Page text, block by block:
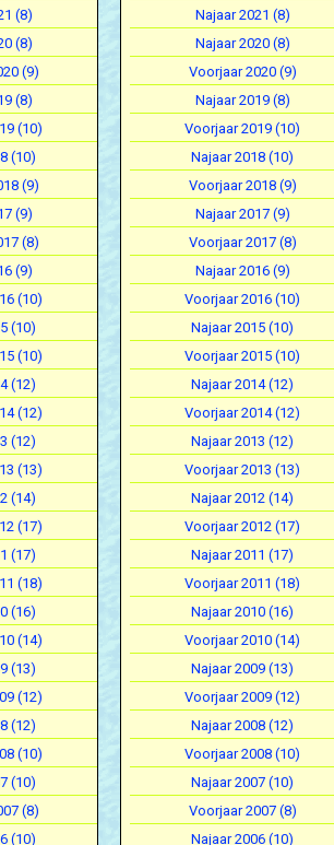
Najaar 2021 (8)
Najaar 2020 (8)
Voorjaar 2020 (9)
Najaar 2019 (8)
Voorjaar 2019 (10)
Najaar 2018 (10)
Voorjaar 2018 (9)
Najaar 2017 (9)
Voorjaar 2017 (8)
Najaar 2016 (9)
Voorjaar 2016 (10)
Najaar 2015 (10)
Voorjaar 2015 (10)
Najaar 2014 (12)
Voorjaar 2014 (12)
Najaar 2013 (12)
Voorjaar 2013 (13)
Najaar 2012 (14)
Voorjaar 2012 (17)
Najaar 2011 (17)
Voorjaar 2011 (18)
Najaar 2010 (16)
Voorjaar 2010 (14)
Najaar 2009 (13)
Voorjaar 2009 (12)
Najaar 2008 (12)
Voorjaar 2008 (10)
Najaar 2007 (10)
Voorjaar 2007 (8)
Najaar 2006 (10)
(8)
(8)
(9)
(8)
(10)
(10)
(9)
(9)
(8)
(9)
(10)
(10)
(10)
(12)
(12)
(12)
(13)
(14)
(17)
(17)
(18)
(16)
(14)
(13)
(12)
(12)
(10)
(10)
(8)
(10)